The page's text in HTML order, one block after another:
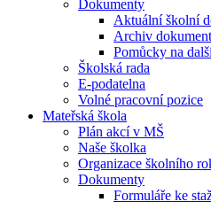
Dokumenty
Aktuální školní
Archiv
Pomůcky na
Školská rada
E-podatelna
Volné pracovní pozice
Mateřská škola
Plán akcí v MŠ
Naše školka
Organizace školního
Dokumenty
Formuláře ke